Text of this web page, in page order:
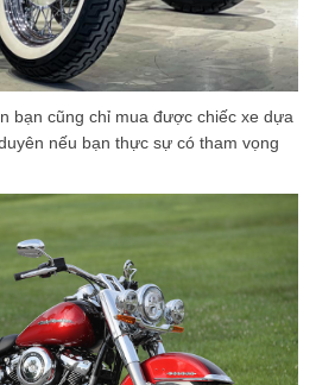
bạn cũng chỉ mua được chiếc xe dựa
nếu bạn thực sự có tham vọng